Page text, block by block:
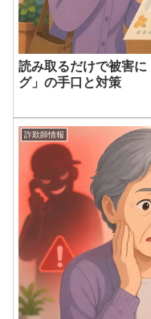
読み取るだけで被害
グ」の手口と対策
詐欺師情報